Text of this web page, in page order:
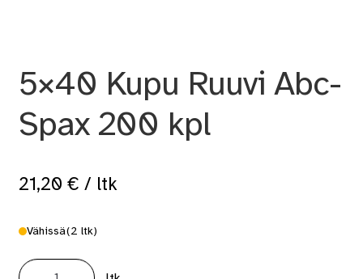
5×40 Kupu Ruuvi Abc-
Spax 200 kpl
21,20 € / ltk
Vähissä(2 ltk)
5x40
Kupu